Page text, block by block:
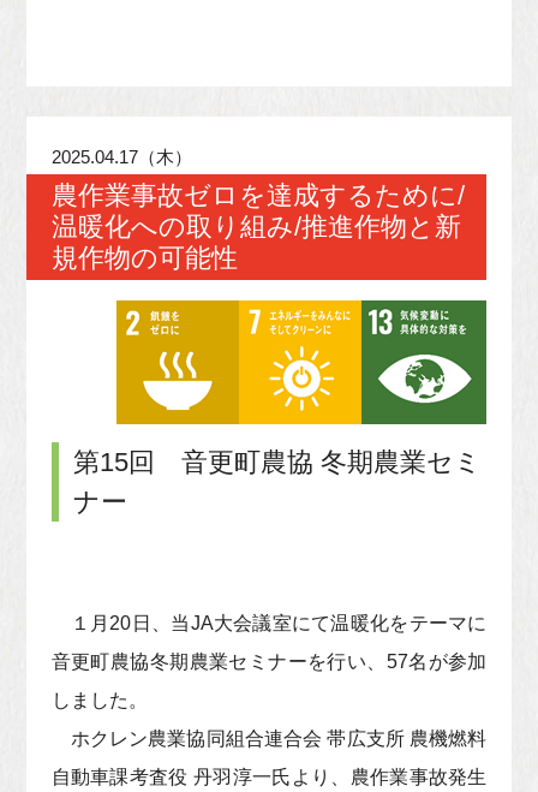
2025.04.17（木）
農作業事故ゼロを達成するために/
温暖化への取り組み/推進作物と新
規作物の可能性
第15回 音更町農協 冬期農業セミ
ナー
１月20日、当JA大会議室にて温暖化をテーマに
音更町農協冬期農業セミナーを行い、57名が参加
しました。
ホクレン農業協同組合連合会 帯広支所 農機燃料
自動車課考査役 丹羽淳一氏より、農作業事故発生